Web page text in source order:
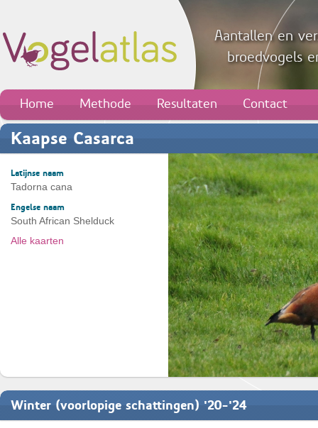
Aantallen en
broedvogels
Home Methode Resultaten Contact
Kaapse Casarca
Latijnse naam
Tadorna cana
Engelse naam
South African Shelduck
Alle kaarten
Winter (voorlopige schattingen) '20-'24